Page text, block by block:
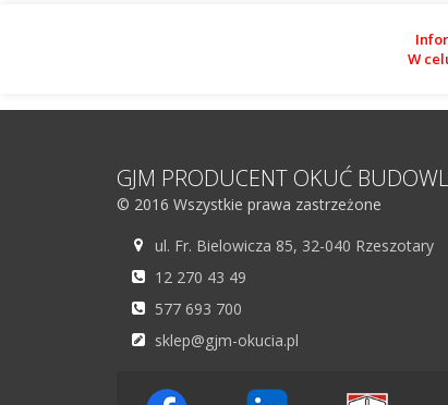
W
GJM PRODUCENT OKUĆ
© 2016 Wszystkie prawa zastrzeżone
ul. Fr. Bielowicza 85, 32-040 Rzeszotary
12 270 43 49
577 693 700
sklep@gjm-okucia.pl